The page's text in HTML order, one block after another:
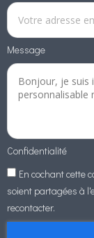
Message
Confidentialité
En cochant cette
soient partagées à
recontacter.